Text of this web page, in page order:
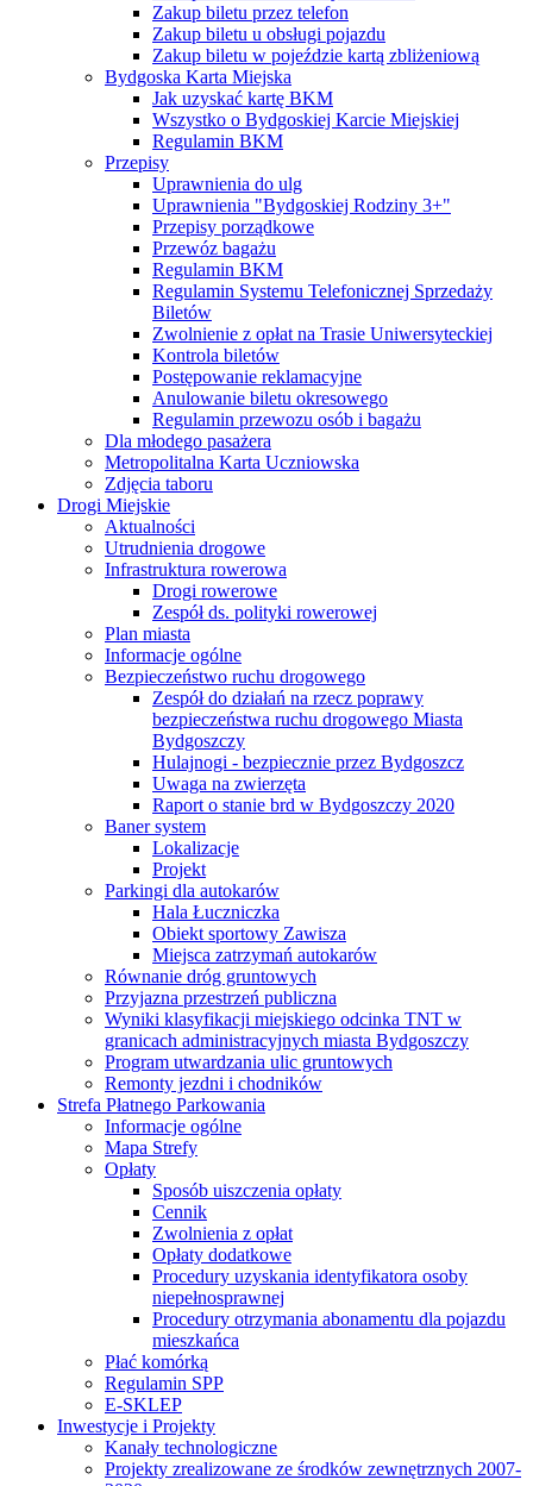
Zakup biletu przez telefon
Zakup biletu u obsługi pojazdu
Zakup biletu w pojeździe kartą zbliżeniową
Bydgoska Karta Miejska
Jak uzyskać kartę BKM
Wszystko o Bydgoskiej Karcie Miejskiej
Regulamin BKM
Przepisy
Uprawnienia do ulg
Uprawnienia "Bydgoskiej Rodziny 3+"
Przepisy porządkowe
Przewóz bagażu
Regulamin BKM
Regulamin Systemu Telefonicznej Sprzedaży
Biletów
Zwolnienie z opłat na Trasie Uniwersyteckiej
Kontrola biletów
Postępowanie reklamacyjne
Anulowanie biletu okresowego
Regulamin przewozu osób i bagażu
Dla młodego pasażera
Metropolitalna Karta Uczniowska
Zdjęcia taboru
Drogi Miejskie
Aktualności
Utrudnienia drogowe
Infrastruktura rowerowa
Drogi rowerowe
Zespół ds. polityki rowerowej
Plan miasta
Informacje ogólne
Bezpieczeństwo ruchu drogowego
Zespół do działań na rzecz poprawy
bezpieczeństwa ruchu drogowego Miasta
Bydgoszczy
Hulajnogi - bezpiecznie przez Bydgoszcz
Uwaga na zwierzęta
Raport o stanie brd w Bydgoszczy 2020
Baner system
Lokalizacje
Projekt
Parkingi dla autokarów
Hala Łuczniczka
Obiekt sportowy Zawisza
Miejsca zatrzymań autokarów
Równanie dróg gruntowych
Przyjazna przestrzeń publiczna
Wyniki klasyfikacji miejskiego odcinka TNT w
granicach administracyjnych miasta Bydgoszczy
Program utwardzania ulic gruntowych
Remonty jezdni i chodników
Strefa Płatnego Parkowania
Informacje ogólne
Mapa Strefy
Opłaty
Sposób uiszczenia opłaty
Cennik
Zwolnienia z opłat
Opłaty dodatkowe
Procedury uzyskania identyfikatora osoby
niepełnosprawnej
Procedury otrzymania abonamentu dla pojazdu
mieszkańca
Płać komórką
Regulamin SPP
E-SKLEP
Inwestycje i Projekty
Kanały technologiczne
Projekty zrealizowane ze środków zewnętrznych 2007-